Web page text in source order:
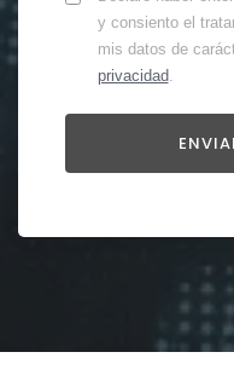
y consiento el
mis datos de
privacidad.